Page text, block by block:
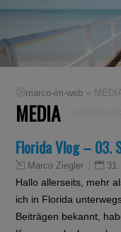
marco-im-web »
MEDIA
Florida Vlog – 03.
Marco Ziegler
Hallo allerseits, mehr
ich in Florida
Beiträgen bekannt,